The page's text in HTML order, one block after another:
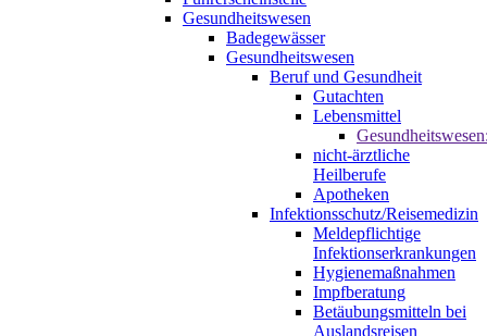
Gesundheitswesen
Badegewässer
Gesundheitswesen
Beruf und Gesundheit
Gutachten
Lebensmittel
nicht-ärztliche
Heilberufe
Apotheken
Infektionsschutz/Reisemedizin
Meldepflichtige
Infektionserkrankungen
Hygienemaßnahmen
Impfberatung
Betäubungsmitteln bei
Auslandsreisen